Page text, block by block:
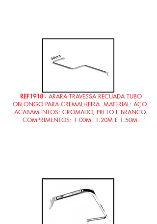
REF1918- ARARA TRAVESSA RECUADA TUBO
OBLONGO PARA CREMALHEIRA. MATERIAL: AÇO.
ACABAMENTOS: CROMADO, PRETO E BRANCO.
COMPRIMENTOS: 1.00M, 1.20M E 1.50M.